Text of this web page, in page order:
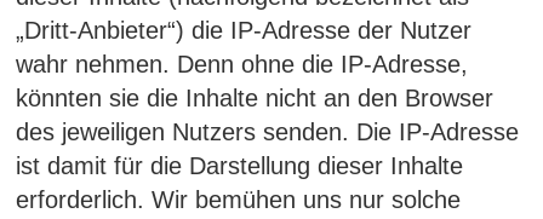
„Dritt-Anbieter“) die IP-Adresse der Nutzer
wahr nehmen. Denn ohne die IP-Adresse,
könnten sie die Inhalte nicht an den Browser
des jeweiligen Nutzers senden. Die IP-Adresse
ist damit für die Darstellung dieser Inhalte
erforderlich. Wir bemühen uns nur solche